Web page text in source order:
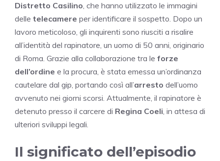
Distretto Casilino, che hanno utilizzato le immagini
delle telecamere per identificare il sospetto. Dopo un
lavoro meticoloso, gli inquirenti sono riusciti a risalire
all’identità del rapinatore, un uomo di 50 anni, originario
di Roma. Grazie alla collaborazione tra le forze
dell’ordine e la procura, è stata emessa un’ordinanza
cautelare dal gip, portando così all’arresto dell’uomo
avvenuto nei giorni scorsi. Attualmente, il rapinatore è
detenuto presso il carcere di Regina Coeli, in attesa di
ulteriori sviluppi legali.
Il significato dell’episodio